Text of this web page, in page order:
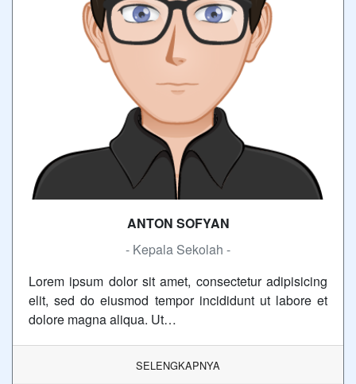
ANTON SOFYAN
- Kepala Sekolah -
Lorem ipsum dolor sit amet, consectetur adipisicing
elit, sed do eiusmod tempor incididunt ut labore et
dolore magna aliqua. Ut…
SELENGKAPNYA